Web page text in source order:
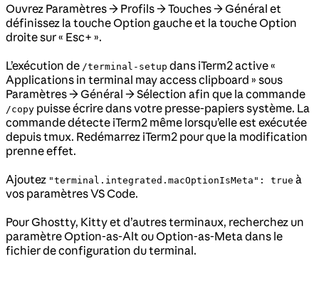
Ouvrez Paramètres → Profils → Touches → Général et
définissez la touche Option gauche et la touche Option
droite sur « Esc+ ».
L’exécution de /terminal-setup dans iTerm2 active «
Applications in terminal may access clipboard » sous
Paramètres → Général → Sélection afin que la commande
/copy puisse écrire dans votre presse-papiers système. La
commande détecte iTerm2 même lorsqu’elle est exécutée
depuis tmux. Redémarrez iTerm2 pour que la modification
prenne effet.
Ajoutez "terminal.integrated.macOptionIsMeta": true à
vos paramètres VS Code.
Pour Ghostty, Kitty et d’autres terminaux, recherchez un
paramètre Option-as-Alt ou Option-as-Meta dans le
fichier de configuration du terminal.